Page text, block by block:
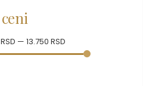
— 13.750 RSD